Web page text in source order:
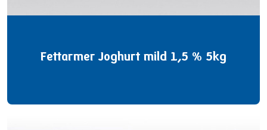
Fettarmer Joghurt mild 1,5 % 5kg